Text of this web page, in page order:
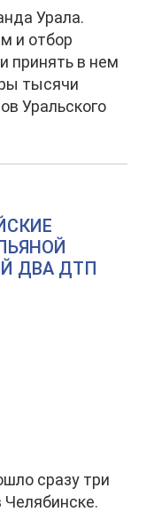
Урала.
и отбор
принять в нем
тысячи
Уральского
ДВА ДТП
сразу три
Челябинске.